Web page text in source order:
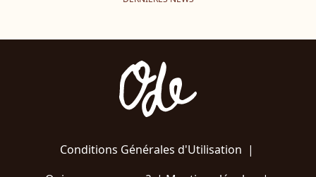
Conditions Générales d'Utilisation |